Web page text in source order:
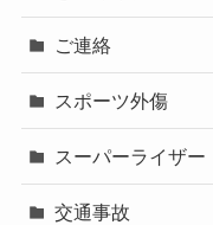
ご連絡
スポーツ外傷
スーパーライザー
交通事故